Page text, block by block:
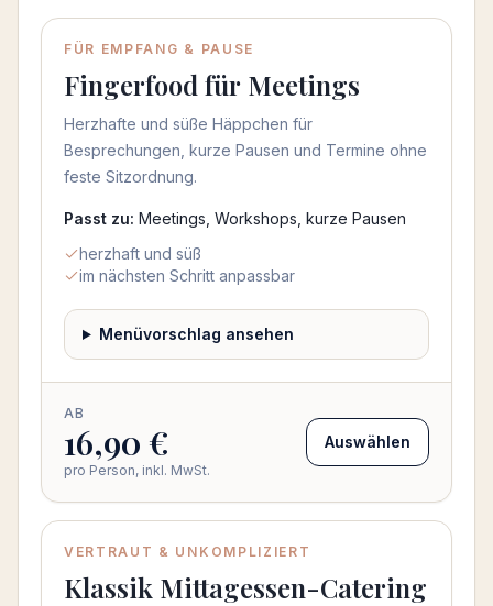
Menü auswählen
FÜR EMPFANG & PAUSE
Fingerfood für Meetings
Herzhafte und süße Häppchen für
Besprechungen, kurze Pausen und Termine ohne
feste Sitzordnung.
Passt zu: Meetings, Workshops, kurze Pausen
herzhaft und süß
im nächsten Schritt anpassbar
Menüvorschlag ansehen
AB
16,90 €
pro Person, inkl. MwSt.
Auswählen
VERTRAUT & UNKOMPLIZIERT
Klassik Mittagessen-Catering